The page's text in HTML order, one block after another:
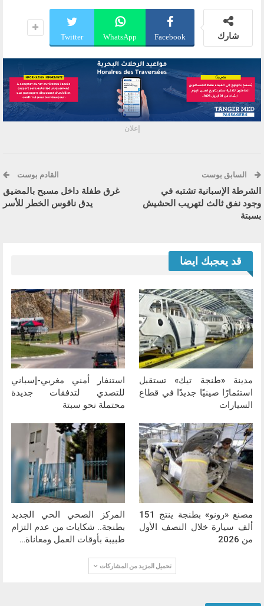
شارك Facebook
WhatsApp
Twitter
إعلان
السابق بوست
الشرطة الإسبانية تشتبه في
وجود نفق ثالث لتهريب الحشيش
بسبتة
القادم بوست
غرق طفلة داخل مسبح بالمضيق
يدق ناقوس الخطر للأسر
قد يعجبك ايضا
مدينة «طنجة تيك» تستقبل
استثمارًا صينيًا جديدًا في قطاع
السيارات
استنفار أمني مغربي-إسباني
للتصدي لتدفقات جديدة
محتملة نحو سبتة
مصنع «رونو» بطنجة ينتج 151
ألف سيارة خلال النصف الأول
من 2026
المركز الصحي الحي الجديد
بطنجة.. شكايات من عدم التزام
طبيبة بأوقات العمل ومعاناة…
تحميل المزيد من المشاركات